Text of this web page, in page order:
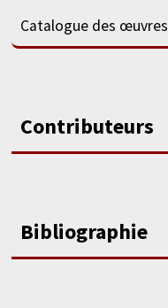
Catalogue des œuvres
Contributeurs
Bibliographie